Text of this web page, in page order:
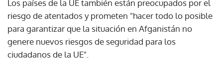
Los países de la UE también están preocupados por el
riesgo de atentados y prometen "hacer todo lo posible
para garantizar que la situación en Afganistán no
genere nuevos riesgos de seguridad para los
ciudadanos de la UE".